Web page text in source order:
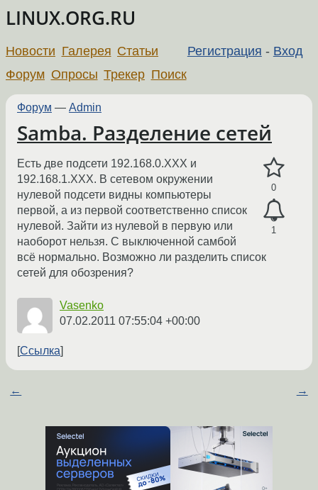
LINUX.ORG.RU
Регистрация - Вход
Новости Галерея Статьи
Форум Опросы Трекер Поиск
Форум — Admin
Samba. Разделение сетей
0
1
Есть две подсети 192.168.0.XXX и
192.168.1.XXX. В сетевом окружении
нулевой подсети видны компьютеры
первой, а из первой соответственно список
нулевой. Зайти из нулевой в первую или
наоборот нельзя. С выключенной самбой
всё нормально. Возможно ли разделить список
сетей для обозрения?
Vasenko
07.02.2011 07:55:04 +00:00
Ссылка
← →